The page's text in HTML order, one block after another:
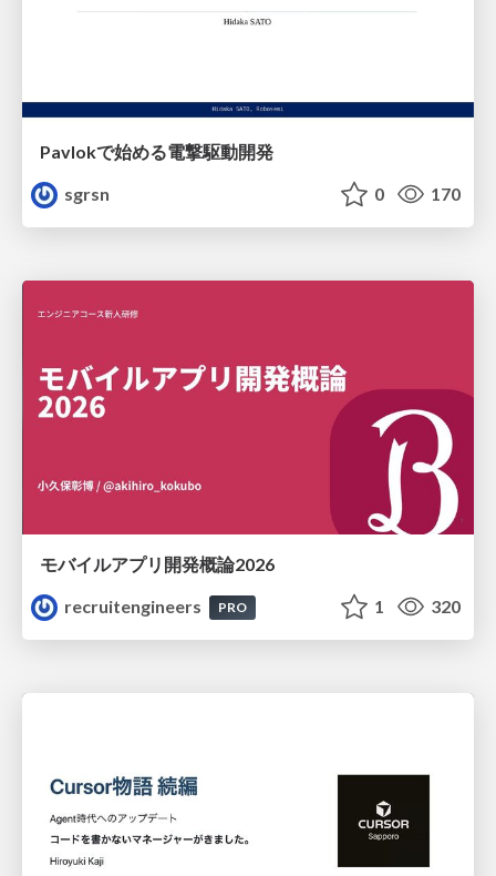
Pavlokで始める電撃駆動開発
sgrsn
0 170
モバイルアプリ開発概論2026
recruitengineers
PRO 1 320